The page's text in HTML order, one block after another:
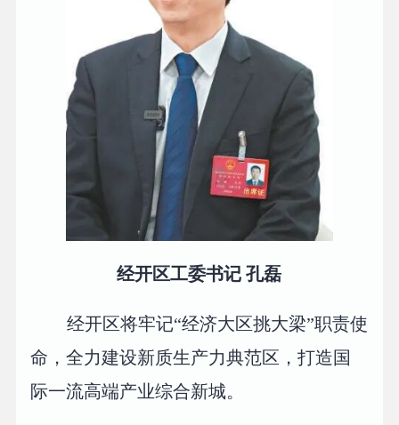
经开区工委书记 孔磊
经开区将牢记“经济大区挑大梁”职责使
命，全力建设新质生产力典范区，打造国
际一流高端产业综合新城。